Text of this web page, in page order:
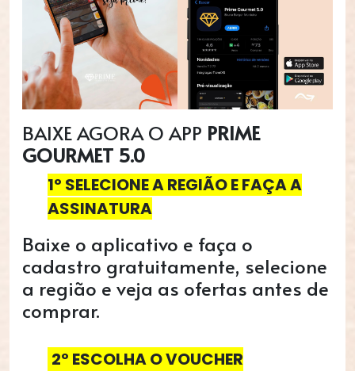
BAIXE AGORA O APP PRIME
GOURMET 5.0
1º SELECIONE A REGIÃO E FAÇA A
ASSINATURA
Baixe o aplicativo e faça o
cadastro gratuitamente, selecione
a região e veja as ofertas antes de
comprar.
2º ESCOLHA O VOUCHER